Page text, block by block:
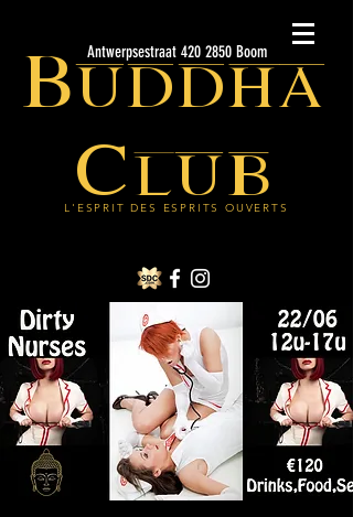
Buddha
Club
L'ESPRIT DES ESPRITS OUVERTS
Antwerpsestraat 420 2850 Boom